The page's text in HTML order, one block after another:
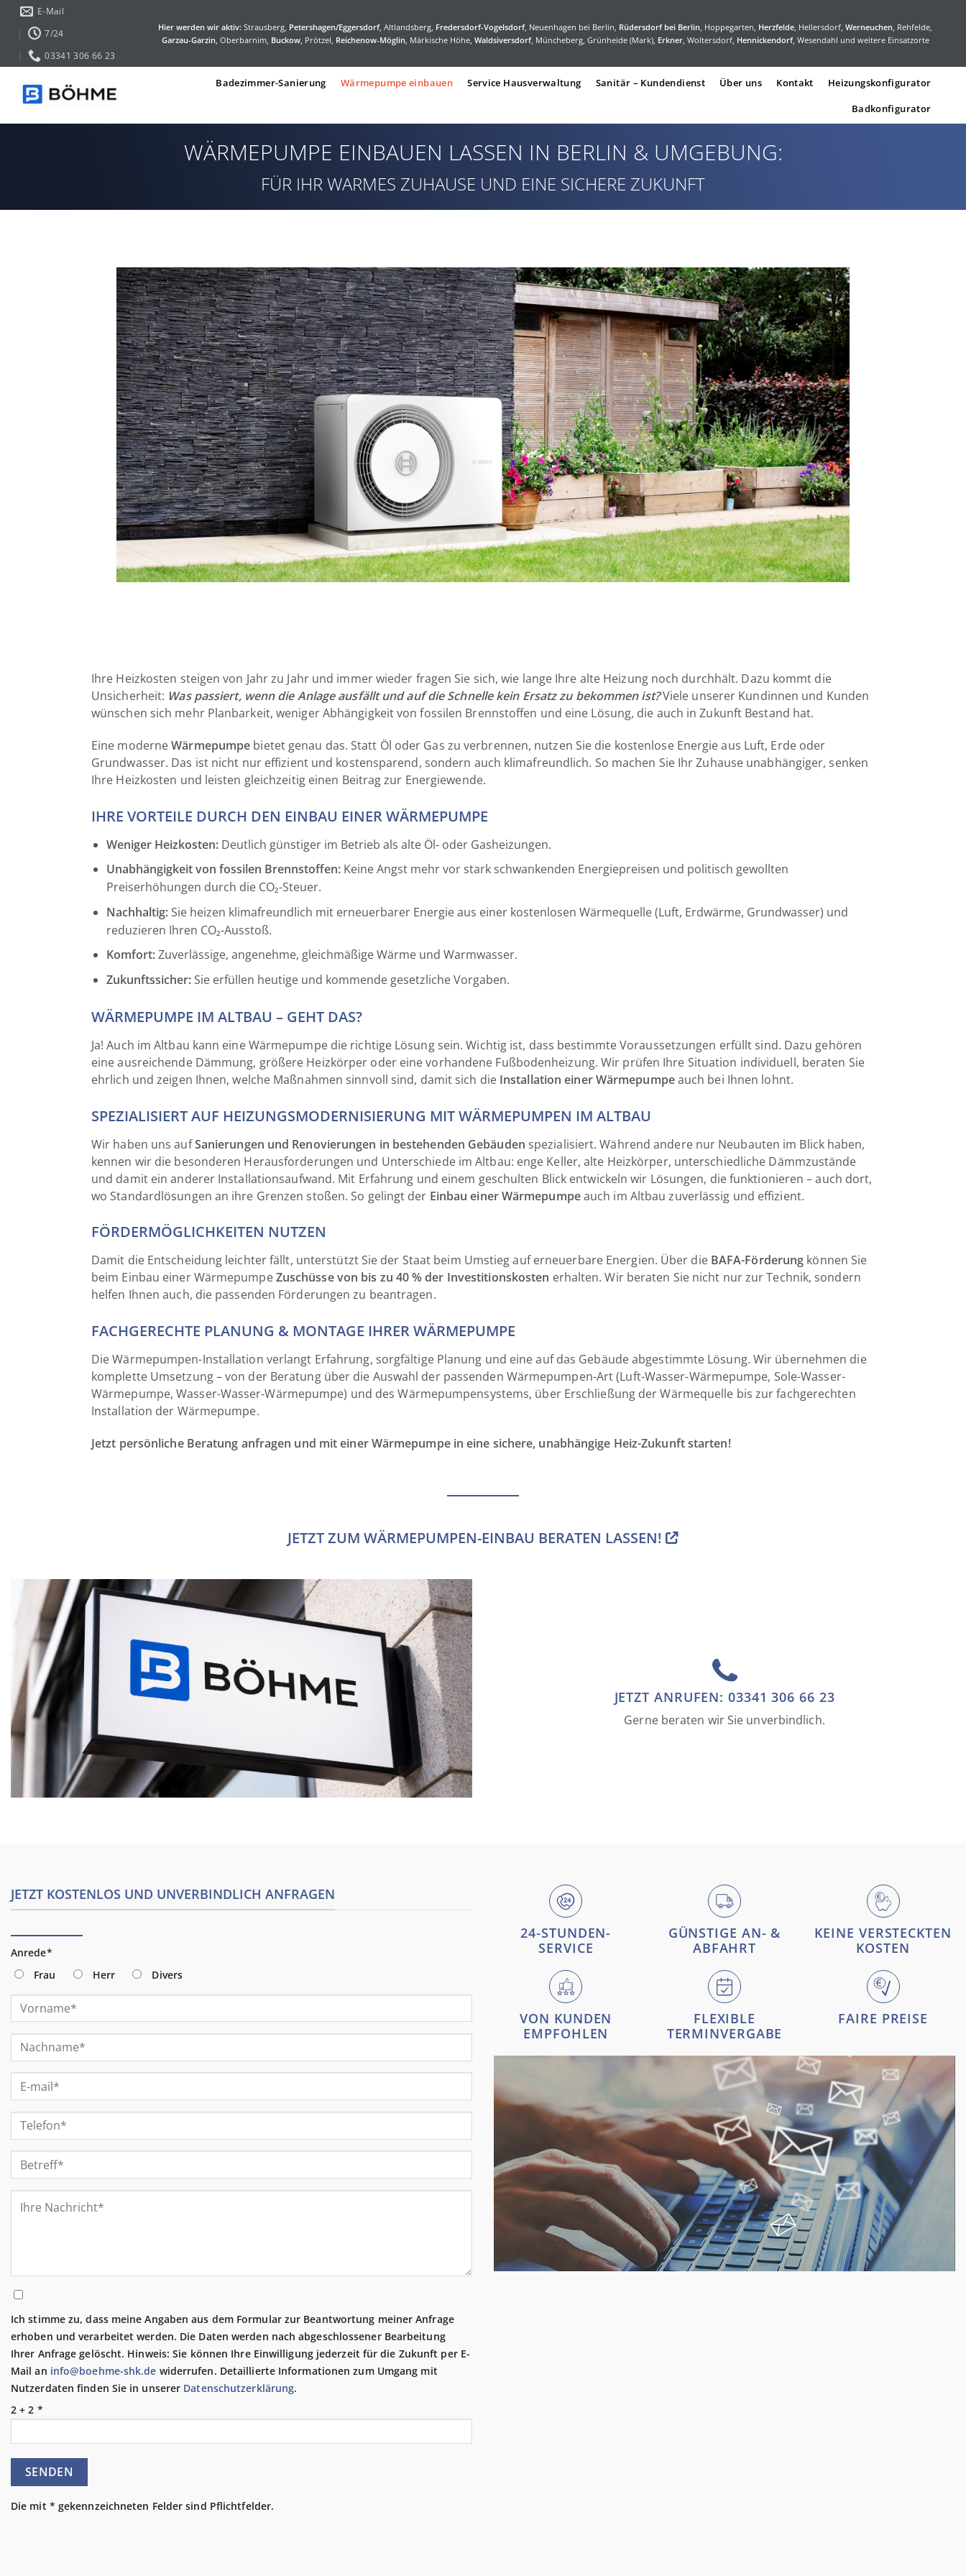
Zum
Inhalt
springen
E-Mail
7/24
03341 306 66 23
Hier werden wir aktiv: Strausberg, Petershagen/Eggersdorf, Altlandsberg, Fredersdorf-Vogelsdorf, Neuenhagen bei Berlin, Rüdersdorf bei Berlin , Hoppegarten, Herzfelde , Hellersdorf,Werneuchen , Rehfelde,
Garzau-Garzin , Oberbarnim, Buckow, Prötzel, Reichenow-Möglin , Märkische Höhe, Waldsiversdorf, Müncheberg, Grünheide (Mark), Erkner, Woltersdorf, Hennickendorf, Wesendahl und weitere Einsatzorte
Badezimmer-Sanierung Wärmepumpe einbauen Service Hausverwaltung Sanitär – Kundendienst Über uns Kontakt
Heizungskonfigurator
Badkonfigurator
WÄRMEPUMPE EINBAUEN LASSEN IN BERLIN & UMGEBUNG:
FÜR IHR WARMES ZUHAUSE UND EINE SICHERE ZUKUNFT
Ihre Heizkosten steigen von Jahr zu Jahr und immer wieder fragen Sie sich, wie lange Ihre alte Heizung noch durchhält. Dazu kommt die
Unsicherheit: Was passiert, wenn die Anlage ausfällt und auf die Schnelle kein Ersatz zu bekommen ist?Viele unserer Kundinnen und Kunden
wünschen sich mehr Planbarkeit, weniger Abhängigkeit von fossilen Brennstoffen und eine Lösung, die auch in Zukunft Bestand hat.
Eine moderneWärmepumpe bietet genau das. Statt Öl oder Gas zu verbrennen, nutzen Sie die kostenlose Energie aus Luft, Erde oder
Grundwasser. Das ist nicht nur effizient und kostensparend, sondern auch klimafreundlich. So machen Sie Ihr Zuhause unabhängiger, senken
Ihre Heizkosten und leisten gleichzeitig einen Beitrag zur Energiewende.
IHRE VORTEILE DURCH DEN EINBAU EINER WÄRMEPUMPE
Weniger Heizkosten:Deutlich günstiger im Betrieb als alte Öl- oder Gasheizungen.
Unabhängigkeit von fossilen Brennstoffen:Keine Angst mehr vor stark schwankenden Energiepreisen und politisch gewollten
Preiserhöhungen durch die CO₂-Steuer.
Nachhaltig:Sie heizen klimafreundlich mit erneuerbarer Energie aus einer kostenlosen Wärmequelle (Luft, Erdwärme, Grundwasser) und
reduzieren Ihren CO₂-Ausstoß.
Komfort:Zuverlässige, angenehme, gleichmäßige Wärme und Warmwasser.
Zukunftssicher:Sie erfüllen heutige und kommende gesetzliche Vorgaben.
WÄRMEPUMPE IM ALTBAU – GEHT DAS?
Ja! Auch im Altbau kann eine Wärmepumpe die richtige Lösung sein. Wichtig ist, dass bestimmte Voraussetzungen erfüllt sind. Dazu gehören
eine ausreichende Dämmung, größere Heizkörper oder eine vorhandene Fußbodenheizung. Wir prüfen Ihre Situation individuell, beraten Sie
ehrlich und zeigen Ihnen, welche Maßnahmen sinnvoll sind, damit sich die Installation einer Wärmepumpeauch bei Ihnen lohnt.
SPEZIALISIERT AUF HEIZUNGSMODERNISIERUNG MIT WÄRMEPUMPEN IM ALTBAU
Wir haben uns aufSanierungen und Renovierungen in bestehenden Gebäuden spezialisiert. Während andere nur Neubauten im Blick haben,
kennen wir die besonderen Herausforderungen und Unterschiede im Altbau: enge Keller, alte Heizkörper, unterschiedliche Dämmzustände
und damit ein anderer Installationsaufwand. Mit Erfahrung und einem geschulten Blick entwickeln wir Lösungen, die funktionieren – auch dort,
wo Standardlösungen an ihre Grenzen stoßen. So gelingt der Einbau einer Wärmepumpeauch im Altbau zuverlässig und effizient.
FÖRDERMÖGLICHKEITEN NUTZEN
Damit die Entscheidung leichter fällt, unterstützt Sie der Staat beim Umstieg auf erneuerbare Energien. Über die BAFA-Förderung können Sie
beim Einbau einer WärmepumpeZuschüsse von bis zu 40 % der Investitionskosten erhalten. Wir beraten Sie nicht nur zur Technik, sondern
helfen Ihnen auch, die passenden Förderungen zu beantragen.
FACHGERECHTE PLANUNG & MONTAGE IHRER WÄRMEPUMPE
Die Wärmepumpen-Installation verlangt Erfahrung, sorgfältige Planung und eine auf das Gebäude abgestimmte Lösung. Wir übernehmen die
komplette Umsetzung – von der Beratung über die Auswahl der passenden Wärmepumpen-Art (Luft-Wasser-Wärmepumpe, Sole-Wasser-
Wärmepumpe, Wasser-Wasser-Wärmepumpe) und des Wärmepumpensystems, über Erschließung der Wärmequelle bis zur fachgerechten
Installation der Wärmepumpe.
Jetzt persönliche Beratung anfragen und mit einer Wärmepumpe in eine sichere, unabhängige Heiz-Zukunft starten!
JETZT ZUM WÄRMEPUMPEN-EINBAU BERATEN LASSEN!
JETZT ANRUFEN: 03341 306 66 23
Gerne beraten wir Sie unverbindlich.
JETZT KOSTENLOS UND UNVERBINDLICH ANFRAGEN
Anrede*
Frau
Herr Divers
Ich stimme zu, dass meine Angaben aus dem Formular zur Beantwortung meiner Anfrage
erhoben und verarbeitet werden. Die Daten werden nach abgeschlossener Bearbeitung
Ihrer Anfrage gelöscht. Hinweis: Sie können Ihre Einwilligung jederzeit für die Zukunft per E-
Mail an info@boehme-shk.de widerrufen. Detaillierte Informationen zum Umgang mit
Nutzerdaten finden Sie in unserer Datenschutzerklärung.
2 + 2 *
Die mit * gekennzeichneten Felder sind Pflichtfelder.
24-STUNDEN-
SERVICE
GÜNSTIGE AN- &
ABFAHRT
KEINE VERSTECKTEN
KOSTEN
VON KUNDEN
EMPFOHLEN
FLEXIBLE
TERMINVERGABE
FAIRE PREISE